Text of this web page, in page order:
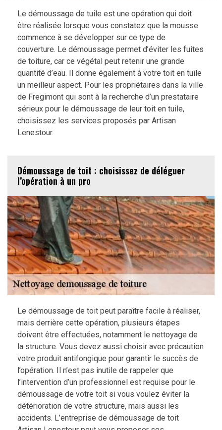
Le démoussage de tuile est une opération qui doit
être réalisée lorsque vous constatez que la mousse
commence à se développer sur ce type de
couverture. Le démoussage permet d’éviter les fuites
de toiture, car ce végétal peut retenir une grande
quantité d’eau. Il donne également à votre toit en tuile
un meilleur aspect. Pour les propriétaires dans la ville
de Fregimont qui sont à la recherche d’un prestataire
sérieux pour le démoussage de leur toit en tuile,
choisissez les services proposés par Artisan
Lenestour.
Démoussage de toit : choisissez de déléguer
l’opération à un pro
Le démoussage de toit peut paraître facile à réaliser,
mais derrière cette opération, plusieurs étapes
doivent être effectuées, notamment le nettoyage de
la structure. Vous devez aussi choisir avec précaution
votre produit antifongique pour garantir le succès de
l’opération. Il n’est pas inutile de rappeler que
l’intervention d’un professionnel est requise pour le
démoussage de votre toit si vous voulez éviter la
détérioration de votre structure, mais aussi les
accidents. L’entreprise de démoussage de toit